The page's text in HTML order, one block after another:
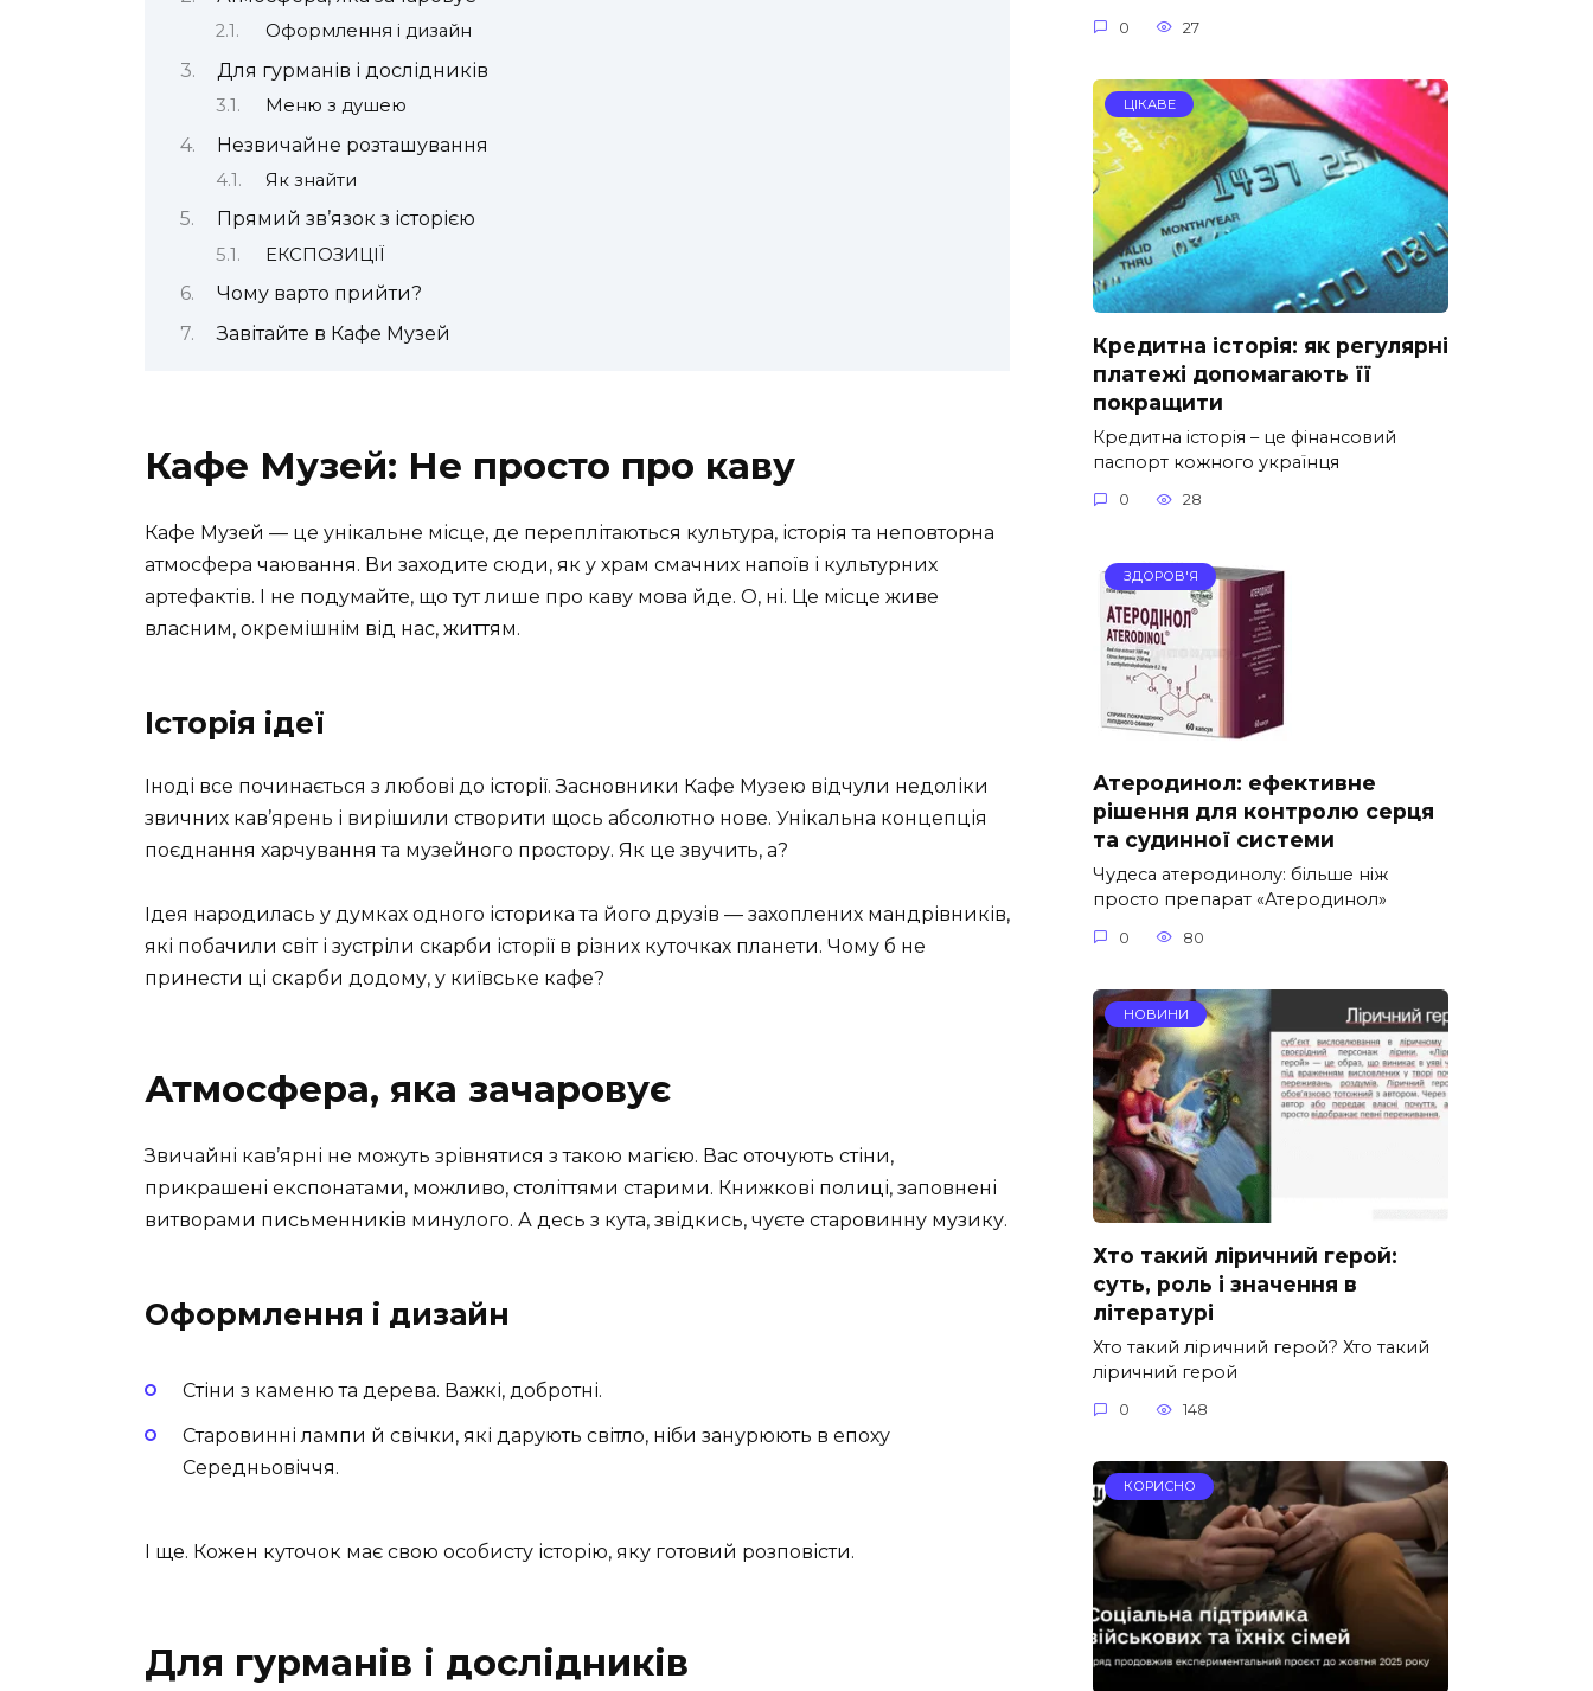
Оформлення і дизайн
Для гурманів і дослідників
Меню з душею
Незвичайне розташування
Як знайти
Прямий зв’язок з історією
ЕКСПОЗИЦІЇ
Чому варто прийти?
Завітайте в Кафе Музей
Кафе Музей: Не просто про каву
Кафе Музей — це унікальне місце, де переплітаються культура, історія та неповторна
атмосфера чаювання. Ви заходите сюди, як у храм смачних напоїв і культурних
артефактів. І не подумайте, що тут лише про каву мова йде. О, ні. Це місце живе
власним, окремішнім від нас, життям.
Історія ідеї
Іноді все починається з любові до історії. Засновники Кафе Музею відчули недоліки
звичних кав’ярень і вирішили створити щось абсолютно нове. Унікальна концепція
поєднання харчування та музейного простору. Як це звучить, а?
Ідея народилась у думках одного історика та його друзів — захоплених мандрівників,
які побачили світ і зустріли скарби історії в різних куточках планети. Чому б не
принести ці скарби додому, у київське кафе?
Атмосфера, яка зачаровує
Звичайні кав’ярні не можуть зрівнятися з такою магією. Вас оточують стіни,
прикрашені експонатами, можливо, століттями старими. Книжкові полиці, заповнені
витворами письменників минулого. А десь з кута, звідкись, чуєте старовинну музику.
Оформлення і дизайн
Стіни з каменю та дерева. Важкі, добротні.
Старовинні лампи й свічки, які дарують світло, ніби занурюють в епоху
Середньовіччя.
І ще. Кожен куточок має свою особисту історію, яку готовий розповісти.
Для гурманів і дослідників
0 27
ЦІКАВЕ
Кредитна історія: як регулярні
платежі допомагають її
покращити
Кредитна історія – це фінансовий
паспорт кожного українця
0 28
ЗДОРОВ'Я
Атеродинол: ефективне
рішення для контролю серця
та судинної системи
Чудеса атеродинолу: більше ніж
просто препарат «Атеродинол»
0 80
НОВИНИ
Хто такий ліричний герой:
суть, роль і значення в
літературі
Хто такий ліричний герой? Хто такий
ліричний герой
0 148
КОРИСНО